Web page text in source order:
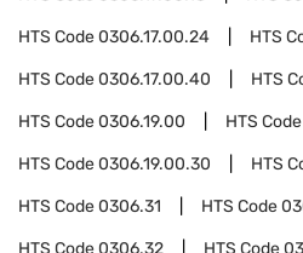
HTS Code0306.17.00.24 HTS
HTS Code0306.17.00.40 HTS
HTS Code0306.19.00 HTS Code
HTS Code0306.19.00.30 HTS
HTS Code0306.31 HTS Code
HTS Code0306.32 HTS Code